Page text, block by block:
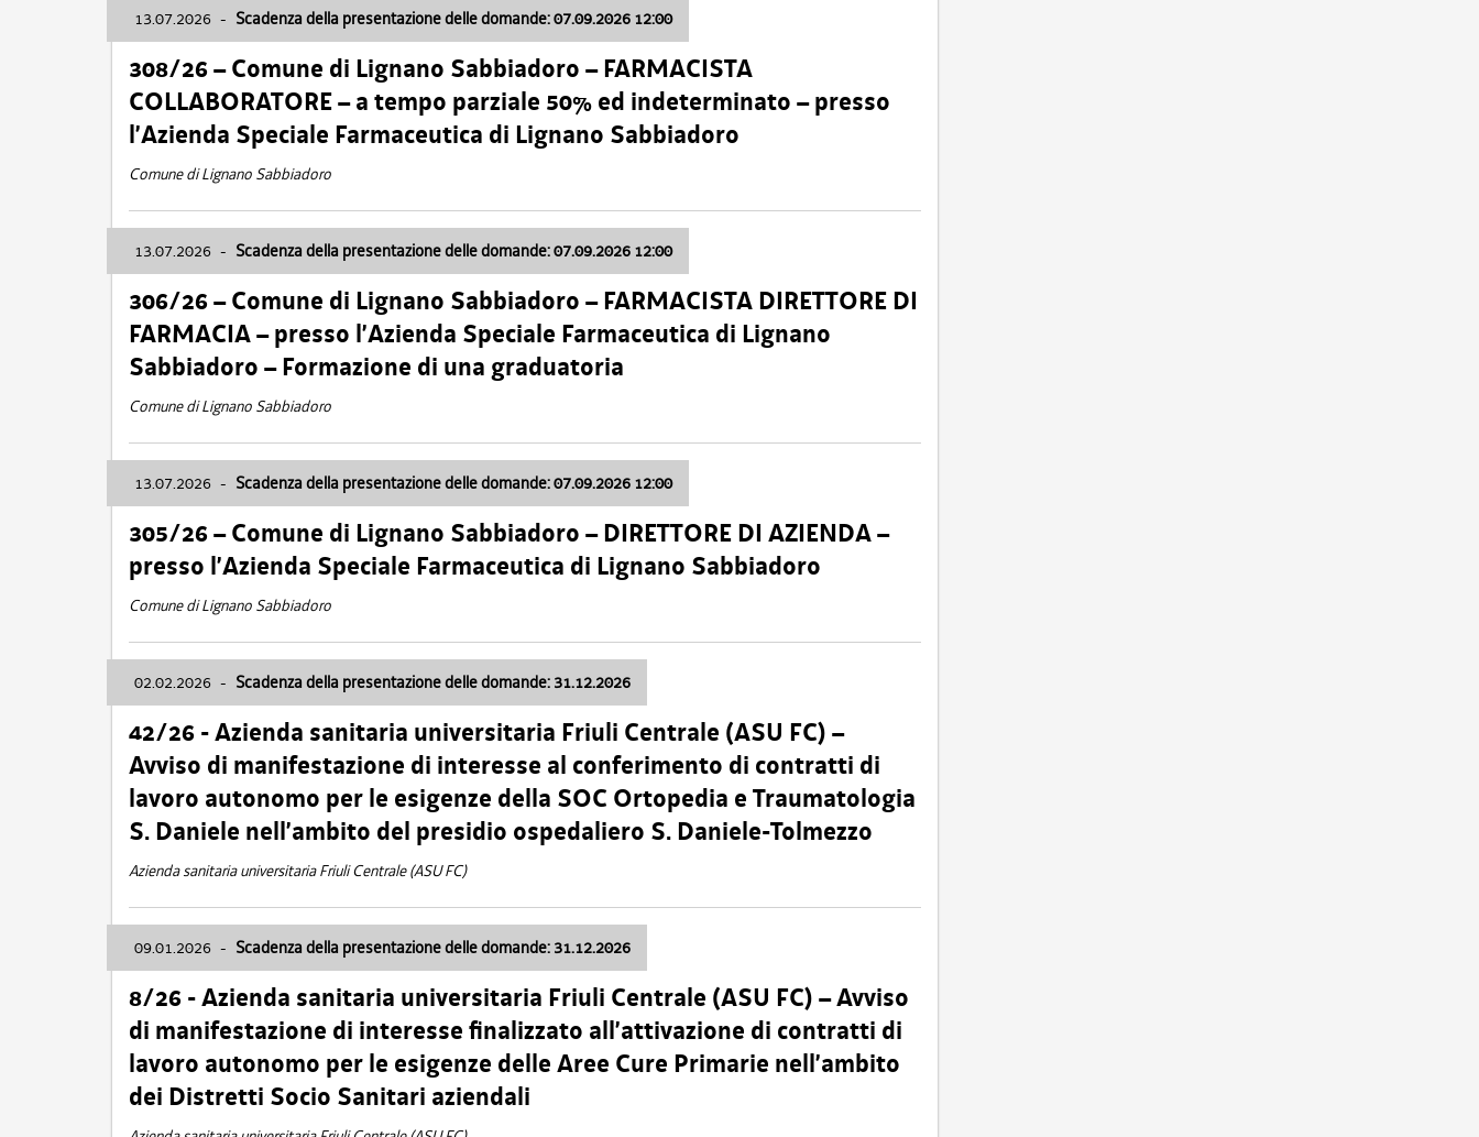
13.07.2026 - Scadenza della presentazione delle domande: 07.09.2026 12:00
308/26 – Comune di Lignano Sabbiadoro – FARMACISTA
COLLABORATORE – a tempo parziale 50% ed indeterminato – presso
l’Azienda Speciale Farmaceutica di Lignano Sabbiadoro
Comune di Lignano Sabbiadoro
13.07.2026 - Scadenza della presentazione delle domande: 07.09.2026 12:00
306/26 – Comune di Lignano Sabbiadoro – FARMACISTA DIRETTORE DI
FARMACIA – presso l’Azienda Speciale Farmaceutica di Lignano
Sabbiadoro – Formazione di una graduatoria
Comune di Lignano Sabbiadoro
13.07.2026 - Scadenza della presentazione delle domande: 07.09.2026 12:00
305/26 – Comune di Lignano Sabbiadoro – DIRETTORE DI AZIENDA –
presso l’Azienda Speciale Farmaceutica di Lignano Sabbiadoro
Comune di Lignano Sabbiadoro
02.02.2026 - Scadenza della presentazione delle domande: 31.12.2026
42/26 - Azienda sanitaria universitaria Friuli Centrale (ASU FC) –
Avviso di manifestazione di interesse al conferimento di contratti di
lavoro autonomo per le esigenze della SOC Ortopedia e Traumatologia
S. Daniele nell’ambito del presidio ospedaliero S. Daniele-Tolmezzo
Azienda sanitaria universitaria Friuli Centrale (ASU FC)
09.01.2026 - Scadenza della presentazione delle domande: 31.12.2026
8/26 - Azienda sanitaria universitaria Friuli Centrale (ASU FC) – Avviso
di manifestazione di interesse finalizzato all’attivazione di contratti di
lavoro autonomo per le esigenze delle Aree Cure Primarie nell’ambito
dei Distretti Socio Sanitari aziendali